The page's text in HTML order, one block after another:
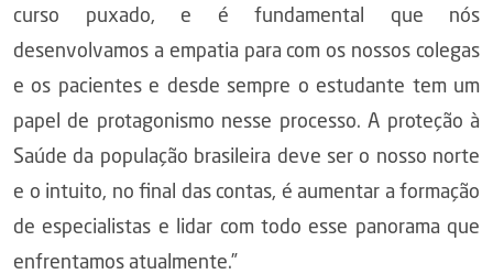
curso puxado, e é fundamental que nós
desenvolvamos a empatia para com os nossos colegas
e os pacientes e desde sempre o estudante tem um
papel de protagonismo nesse processo. A proteção à
Saúde da população brasileira deve ser o nosso norte
e o intuito, no final das contas, é aumentar a formação
de especialistas e lidar com todo esse panorama que
enfrentamos atualmente.”